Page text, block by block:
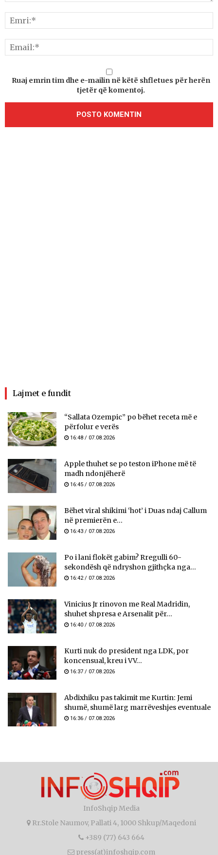
Ruaj emrin tim dhe e-mailin në këtë shfletues për herën
tjetër që komentoj.
Lajmet e fundit
“Sallata Ozempic” po bëhet receta më e
përfolur e verës
16:48 / 07.08.2026
Apple thuhet se po teston iPhone më të
madh ndonjëherë
16:45 / 07.08.2026
Bëhet viral shikimi ‘hot’ i Duas ndaj Callum
në premierën e...
16:43 / 07.08.2026
Po i lani flokët gabim? Rregulli 60-
sekondësh që ndryshon gjithçka nga...
16:42 / 07.08.2026
Vinicius Jr rinovon me Real Madridin,
shuhet shpresa e Arsenalit për...
16:40 / 07.08.2026
Kurti nuk do president nga LDK, por
koncensual, kreu i VV...
16:37 / 07.08.2026
Abdixhiku pas takimit me Kurtin: Jemi
shumë, shumë larg marrëveshjes eventuale
16:36 / 07.08.2026
InfoShqip Media
Rr.Stole Naumov, Pallati 4, 1000 Shkup/Maqedoni
+389 (77) 643 664
press(at)infoshqip.com